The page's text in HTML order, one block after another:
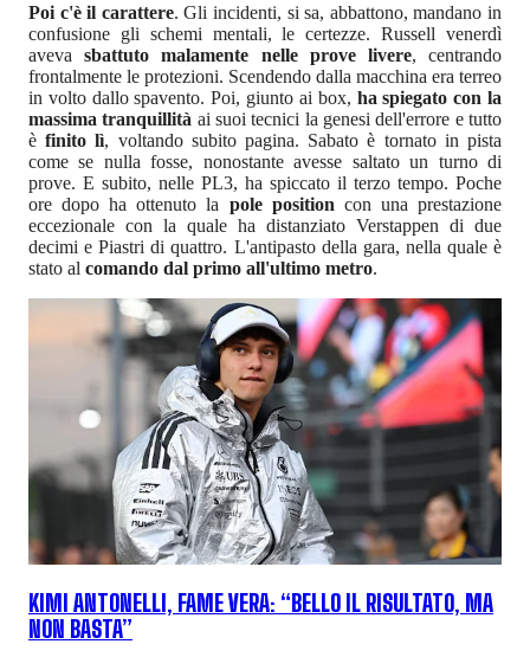
Poi c'è il carattere. Gli incidenti, si sa, abbattono, mandano in
confusione gli schemi mentali, le certezze. Russell venerdì
avevasbattuto malamente nelle prove livere, centrando
frontalmente le protezioni. Scendendo dalla macchina era terreo
in volto dallo spavento. Poi, giunto ai box, ha spiegato con la
massima tranquillità ai suoi tecnici la genesi dell'errore e tutto
èfinito lì, voltando subito pagina. Sabato è tornato in pista
come se nulla fosse, nonostante avesse saltato un turno di
prove. E subito, nelle PL3, ha spiccato il terzo tempo. Poche
ore dopo ha ottenuto la pole position con una prestazione
eccezionale con la quale ha distanziato Verstappen di due
decimi e Piastri di quattro. L'antipasto della gara, nella quale è
stato al comando dal primo all'ultimo metro.
KIMI ANTONELLI, FAME VERA: “BELLO IL RISULTATO, MA
NON BASTA”